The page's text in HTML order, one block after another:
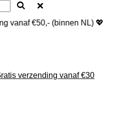
vanaf €50,- (binnen NL) 💖
verzending vanaf €30